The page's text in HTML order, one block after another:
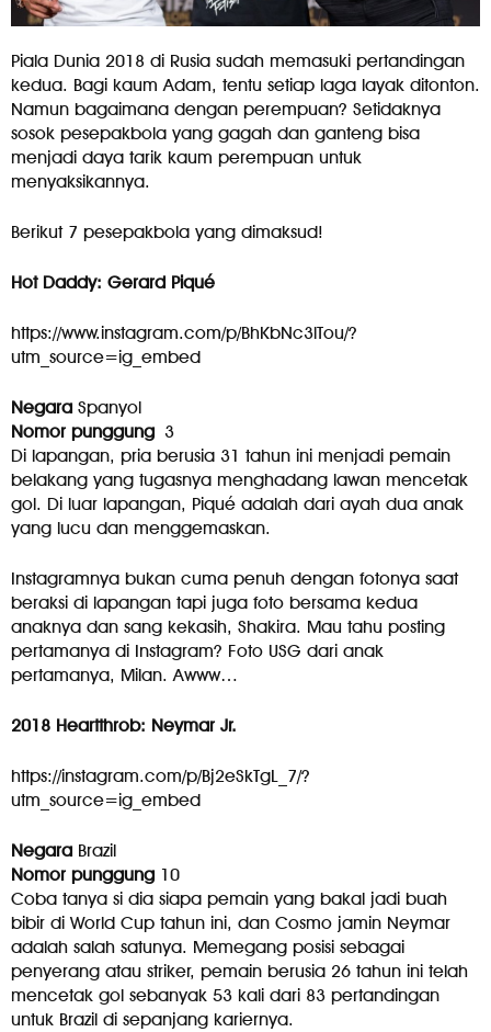
Piala Dunia 2018 di Rusia sudah memasuki pertandingan
kedua. Bagi kaum Adam, tentu setiap laga layak ditonton.
Namun bagaimana dengan perempuan? Setidaknya
sosok pesepakbola yang gagah dan ganteng bisa
menjadi daya tarik kaum perempuan untuk
menyaksikannya.
Berikut 7 pesepakbola yang dimaksud!
Hot Daddy: Gerard Piqué
https://www.instagram.com/p/BhKbNc3lTou/?
utm_source=ig_embed
Negara Spanyol
Nomor punggung 3
Di lapangan, pria berusia 31 tahun ini menjadi pemain
belakang yang tugasnya menghadang lawan mencetak
gol. Di luar lapangan, Piqué adalah dari ayah dua anak
yang lucu dan menggemaskan.
Instagramnya bukan cuma penuh dengan fotonya saat
beraksi di lapangan tapi juga foto bersama kedua
anaknya dan sang kekasih, Shakira. Mau tahu posting
pertamanya di Instagram? Foto USG dari anak
pertamanya, Milan. Awww…
2018 Heartthrob: Neymar Jr.
https://instagram.com/p/Bj2eSkTgL_7/?
utm_source=ig_embed
Negara Brazil
Nomor punggung 10
Coba tanya si dia siapa pemain yang bakal jadi buah
bibir di World Cup tahun ini, dan Cosmo jamin Neymar
adalah salah satunya. Memegang posisi sebagai
penyerang atau striker, pemain berusia 26 tahun ini telah
mencetak gol sebanyak 53 kali dari 83 pertandingan
untuk Brazil di sepanjang kariernya.